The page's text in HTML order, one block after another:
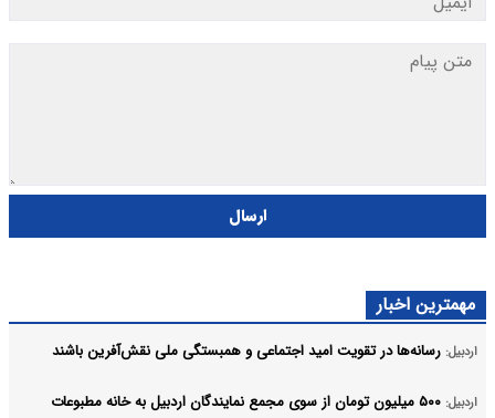
ارسال
مهمترین اخبار
اردبیل: رسانه‌ها در تقویت امید اجتماعی و همبستگی ملی نقش‌آفرین باشند
اردبیل:
۵۰۰ میلیون تومان از سوی مجمع نمایندگان اردبیل به خانه مطبوعات